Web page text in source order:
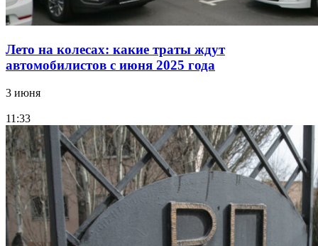
Лето на колесах: какие траты ждут
автомобилистов с июня 2025 года
3 июня
11:33